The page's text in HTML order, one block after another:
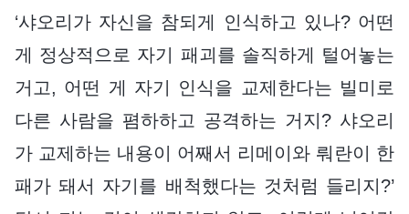
‘샤오리가 자신을 참되게 인식하고 있나? 어떤
게 정상적으로 자기 패괴를 솔직하게 털어놓는
거고, 어떤 게 자기 인식을 교제한다는 빌미로
다른 사람을 폄하하고 공격하는 거지? 샤오리
가 교제하는 내용이 어째서 리메이와 뤄란이 한
패가 돼서 자기를 배척했다는 것처럼 들리지?’